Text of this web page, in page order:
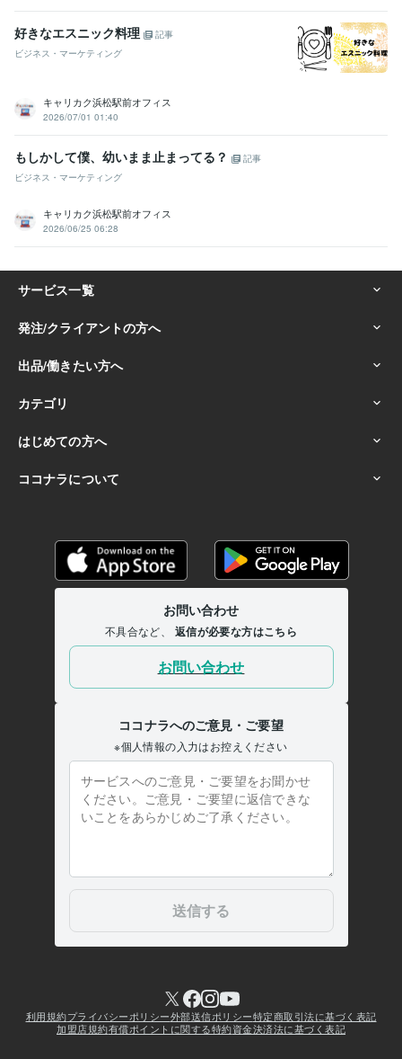
好きなエスニック料理
記事
ビジネス・マーケティング
キャリカク浜松駅前オフィス
2026/07/01 01:40
もしかして僕、幼いまま止まってる？
記事
ビジネス・マーケティング
キャリカク浜松駅前オフィス
2026/06/25 06:28